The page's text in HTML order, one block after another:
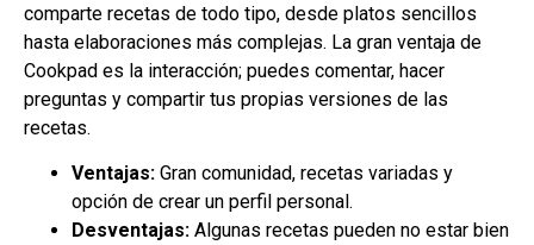
comparte recetas de todo tipo, desde platos sencillos
hasta elaboraciones más complejas. La gran ventaja de
Cookpad es la interacción; puedes comentar, hacer
preguntas y compartir tus propias versiones de las
recetas.
Ventajas: Gran comunidad, recetas variadas y
opción de crear un perfil personal.
Desventajas: Algunas recetas pueden no estar bien